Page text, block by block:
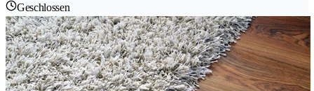
Geschlossen